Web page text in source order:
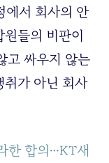
에서 회사의 안
들의 비판이
고 싸우지 않는
취가 아닌 회사
한 합의…KT새